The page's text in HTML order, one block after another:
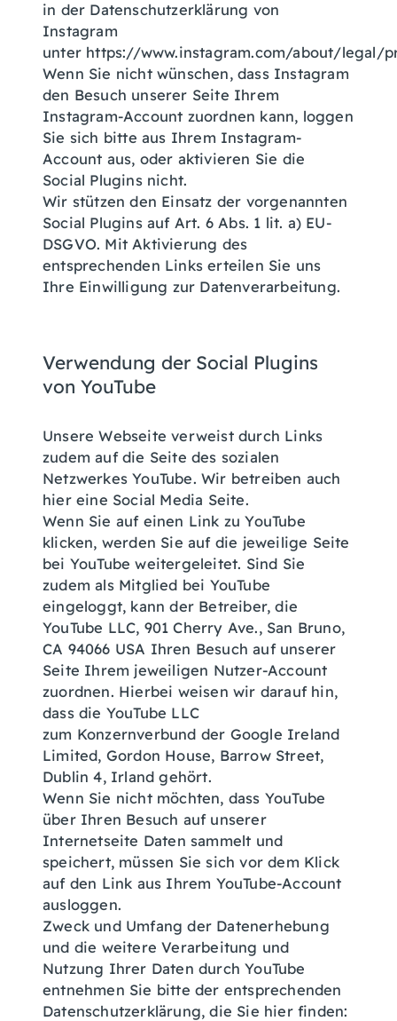
in der Datenschutzerklärung von
Instagram
unter https://www.instagram.com/about/legal/
Wenn Sie nicht wünschen, dass Instagram
den Besuch unserer Seite Ihrem
Instagram-Account zuordnen kann, loggen
Sie sich bitte aus Ihrem Instagram-
Account aus, oder aktivieren Sie die
Social Plugins nicht.
Wir stützen den Einsatz der vorgenannten
Social Plugins auf Art. 6 Abs. 1 lit. a) EU-
DSGVO. Mit Aktivierung des
entsprechenden Links erteilen Sie uns
Ihre Einwilligung zur Datenverarbeitung.
Verwendung der Social Plugins
von YouTube
Unsere Webseite verweist durch Links
zudem auf die Seite des sozialen
Netzwerkes YouTube. Wir betreiben auch
hier eine Social Media Seite.
Wenn Sie auf einen Link zu YouTube
klicken, werden Sie auf die jeweilige Seite
bei YouTube weitergeleitet. Sind Sie
zudem als Mitglied bei YouTube
eingeloggt, kann der Betreiber, die
YouTube LLC, 901 Cherry Ave., San Bruno,
CA 94066 USA Ihren Besuch auf unserer
Seite Ihrem jeweiligen Nutzer-Account
zuordnen. Hierbei weisen wir darauf hin,
dass die YouTube LLC
zum Konzernverbund der Google Ireland
Limited, Gordon House, Barrow Street,
Dublin 4, Irland gehört.
Wenn Sie nicht möchten, dass YouTube
über Ihren Besuch auf unserer
Internetseite Daten sammelt und
speichert, müssen Sie sich vor dem Klick
auf den Link aus Ihrem YouTube-Account
ausloggen.
Zweck und Umfang der Datenerhebung
und die weitere Verarbeitung und
Nutzung Ihrer Daten durch YouTube
entnehmen Sie bitte der entsprechenden
Datenschutzerklärung, die Sie hier finden: